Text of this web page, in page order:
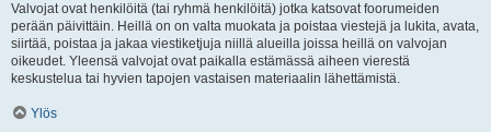
Valvojat ovat henkilöitä (tai ryhmä henkilöitä) jotka katsovat foorumeiden
perään päivittäin. Heillä on on valta muokata ja poistaa viestejä ja lukita, avata,
siirtää, poistaa ja jakaa viestiketjuja niillä alueilla joissa heillä on valvojan
oikeudet. Yleensä valvojat ovat paikalla estämässä aiheen vierestä
keskustelua tai hyvien tapojen vastaisen materiaalin lähettämistä.
Ylös